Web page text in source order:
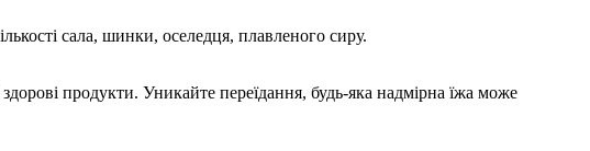
сала, шинки, оселедця, плавленого сиру.
продукти. Уникайте переїдання, будь-яка надмірна їжа може